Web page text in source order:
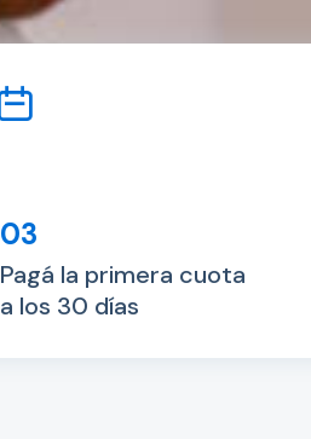
03
Pagá la primera cuota
a los 30 días